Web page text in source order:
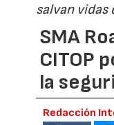
salvan vidas
SMA
CITOP
la
Redacción